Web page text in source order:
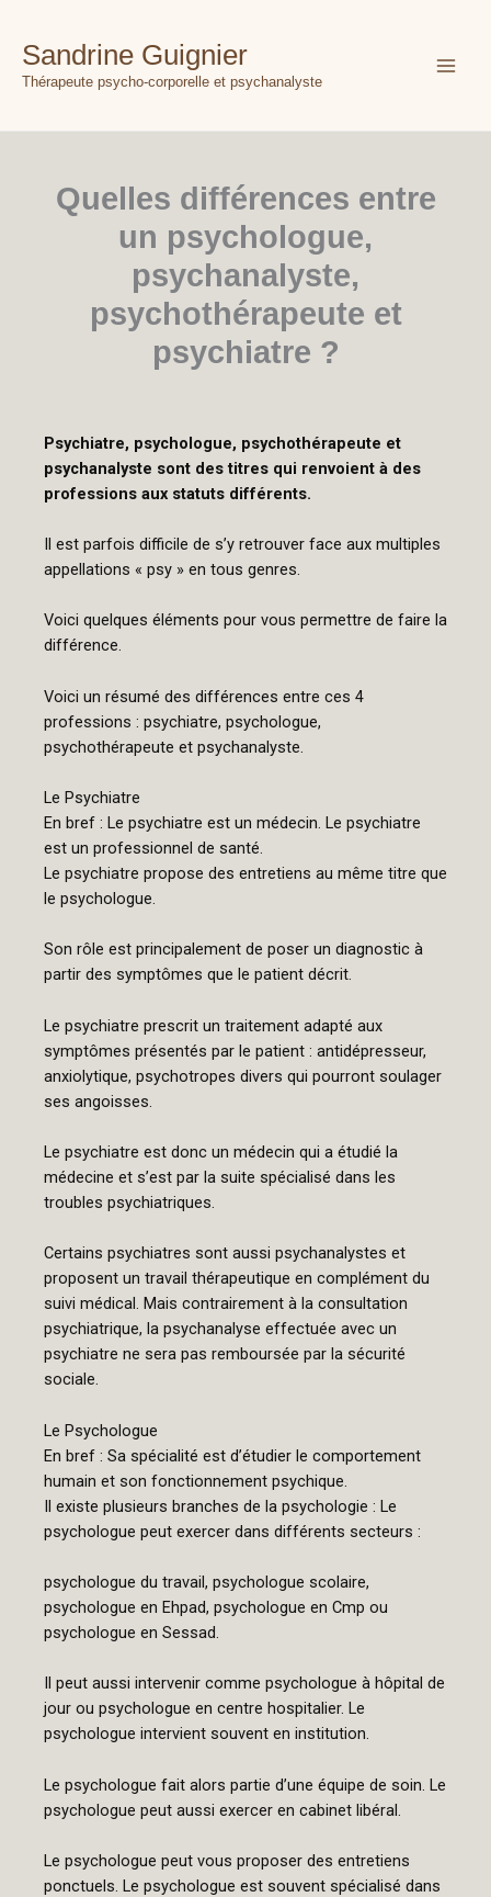
contenu
Sandrine Guignier
Thérapeute psycho-corporelle et psychanalyste
Quelles différences entre
un psychologue,
psychanalyste,
psychothérapeute et
psychiatre ?
Psychiatre, psychologue, psychothérapeute et
psychanalyste sont des titres qui renvoient à des
professions aux statuts différents.
Il est parfois difficile de s’y retrouver face aux multiples
appellations « psy » en tous genres.
Voici quelques éléments pour vous permettre de faire la
différence.
Voici un résumé des différences entre ces 4
professions : psychiatre, psychologue,
psychothérapeute et psychanalyste.
Le Psychiatre
En bref : Le psychiatre est un médecin. Le psychiatre
est un professionnel de santé.
Le psychiatre propose des entretiens au même titre que
le psychologue.
Son rôle est principalement de poser un diagnostic à
partir des symptômes que le patient décrit.
Le psychiatre prescrit un traitement adapté aux
symptômes présentés par le patient : antidépresseur,
anxiolytique, psychotropes divers qui pourront soulager
ses angoisses.
Le psychiatre est donc un médecin qui a étudié la
médecine et s’est par la suite spécialisé dans les
troubles psychiatriques.
Certains psychiatres sont aussi psychanalystes et
proposent un travail thérapeutique en complément du
suivi médical. Mais contrairement à la consultation
psychiatrique, la psychanalyse effectuée avec un
psychiatre ne sera pas remboursée par la sécurité
sociale.
Le Psychologue
En bref : Sa spécialité est d’étudier le comportement
humain et son fonctionnement psychique.
Il existe plusieurs branches de la psychologie : Le
psychologue peut exercer dans différents secteurs :
psychologue du travail, psychologue scolaire,
psychologue en Ehpad, psychologue en Cmp ou
psychologue en Sessad.
Il peut aussi intervenir comme psychologue à hôpital de
jour ou psychologue en centre hospitalier. Le
psychologue intervient souvent en institution.
Le psychologue fait alors partie d’une équipe de soin. Le
psychologue peut aussi exercer en cabinet libéral.
Le psychologue peut vous proposer des entretiens
ponctuels. Le psychologue est souvent spécialisé dans